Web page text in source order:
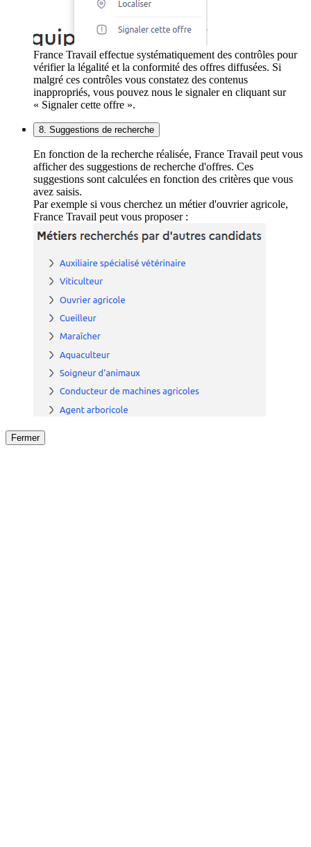
France Travail effectue systématiquement des contrôles pour
vérifier la légalité et la conformité des offres diffusées. Si
malgré ces contrôles vous constatez des contenus
inappropriés, vous pouvez nous le signaler en cliquant sur
« Signaler cette offre ».
8. Suggestions de recherche
En fonction de la recherche réalisée, France Travail peut vous
afficher des suggestions de recherche d'offres. Ces
suggestions sont calculées en fonction des critères que vous
avez saisis.
Par exemple si vous cherchez un métier d'ouvrier agricole,
France Travail peut vous proposer :
Fermer